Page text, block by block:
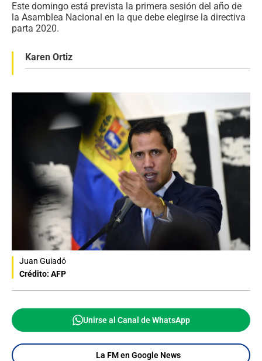
Este domingo está prevista la primera sesión del año de
la Asamblea Nacional en la que debe elegirse la directiva
parta 2020.
Karen Ortiz
Juan Guiadó
Crédito: AFP
Unirse al Canal de WhatsApp
La FM en Google News